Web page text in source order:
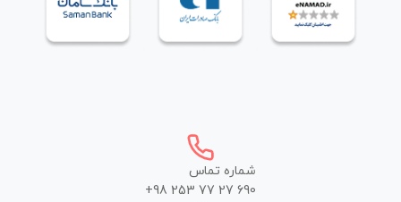
شماره تماس
+98 253 77 27 690